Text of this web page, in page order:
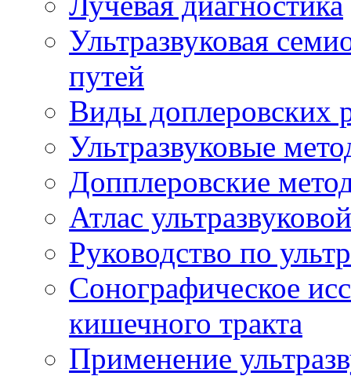
Ультразвуковая
путей
Виды доплеровских
Ультразвуковые
Допплеровские
Атлас
Руководство по
Сонографическое
кишечного тракта
Применение